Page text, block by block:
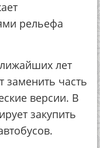
рельефа
лет
заменить часть
версии. В
закупить